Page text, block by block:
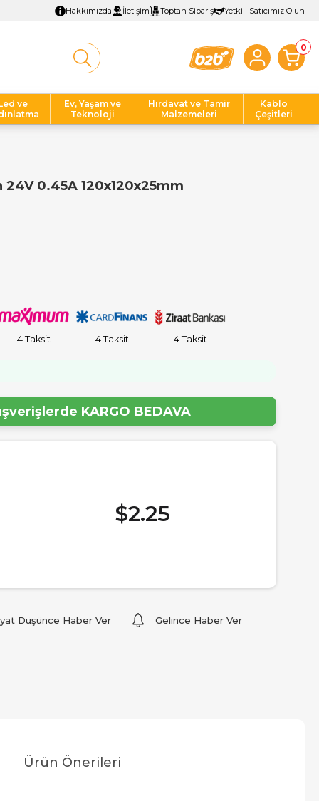
Hakkımızda İletişim Toptan Sipariş Yetkili Satıcımız Olun
0
ve
Ev, Yaşam ve
Teknoloji
Hırdavat ve Tamir
Malzemeleri
Kablo
Çeşitleri
24V 0.45A 120x120x25mm
4 Taksit 4 Taksit 4 Taksit
KARGO BEDAVA
$2.25
Düşünce Haber Ver Gelince Haber Ver
Ürün Önerileri